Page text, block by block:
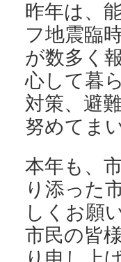
昨年は、
フ地震臨
が数多く
心して暮
対策、避
努めてま
本年も、
り添った
しくお願
市民の皆